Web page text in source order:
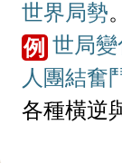
世界局勢。
例 世局變
人 團結奮
各種橫逆